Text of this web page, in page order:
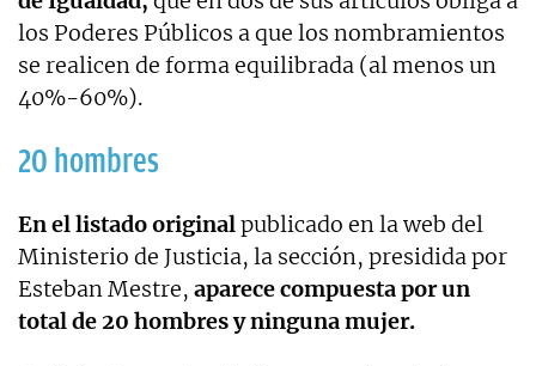
los Poderes Públicos a que los nombramientos
se realicen de forma equilibrada (al menos un
40%-60%).
20 hombres
En el listado originalpublicado en la web del
Ministerio de Justicia, la sección, presidida por
Esteban Mestre, aparece compuesta por un
total de 20 hombres y ninguna mujer.